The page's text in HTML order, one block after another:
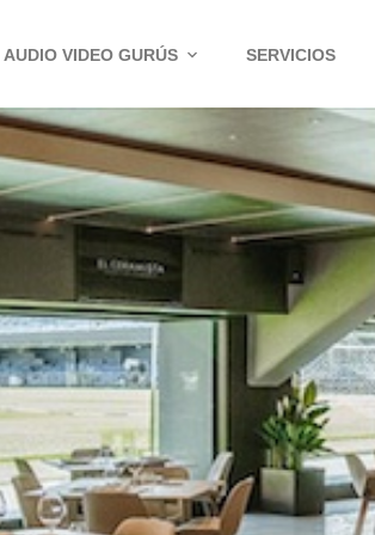
AUDIO VIDEO GURÚS SERVICIOS